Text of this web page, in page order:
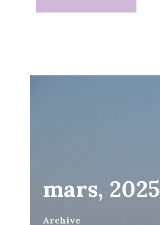
mars, 2025
Archive